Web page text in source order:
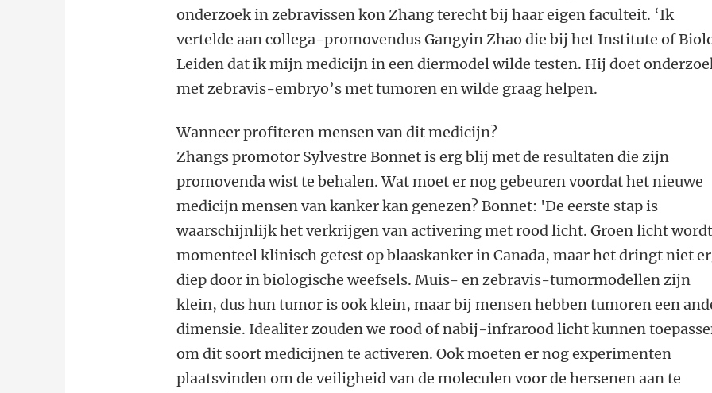
onderzoek in zebravissen kon Zhang terecht bij haar eigen faculteit. ‘Ik
vertelde aan collega-promovendus Gangyin Zhao die bij het Institute of
Leiden dat ik mijn medicijn in een diermodel wilde testen. Hij doet
met zebravis-embryo’s met tumoren en wilde graag helpen.
Wanneer profiteren mensen van dit medicijn?
Zhangs promotor Sylvestre Bonnet is erg blij met de resultaten die zijn
promovenda wist te behalen. Wat moet er nog gebeuren voordat het nieuwe
medicijn mensen van kanker kan genezen? Bonnet: 'De eerste stap is
waarschijnlijk het verkrijgen van activering met rood licht. Groen licht wordt
momenteel klinisch getest op blaaskanker in Canada, maar het dringt niet
diep door in biologische weefsels. Muis- en zebravis-tumormodellen zijn
klein, dus hun tumor is ook klein, maar bij mensen hebben tumoren een
dimensie. Idealiter zouden we rood of nabij-infrarood licht kunnen
om dit soort medicijnen te activeren. Ook moeten er nog experimenten
plaatsvinden om de veiligheid van de moleculen voor de hersenen aan te